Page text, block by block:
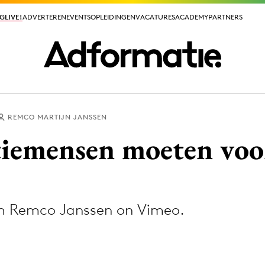
ADVERTERENEVENTSOPLEIDINGENVACATURESACADEMYPARTNERS
ADVERTERENEVENTSOPLEIDINGENVACATURESACADEMYPARTNERS
Media
REMCO MARTIJN JANSSEN
moeten
Janssen on Vimeo.